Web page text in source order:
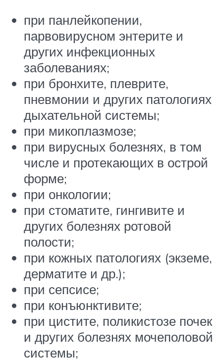
при панлейкопении,
парвовирусном энтерите и
других инфекционных
заболеваниях;
при бронхите, плеврите,
пневмонии и других патологиях
дыхательной системы;
при микоплазмозе;
при вирусных болезнях, в том
числе и протекающих в острой
форме;
при онкологии;
при стоматите, гингивите и
других болезнях ротовой
полости;
при кожных патологиях (экземе,
дерматите и др.);
при сепсисе;
при конъюнктивите;
при цистите, поликистозе почек
и других болезнях мочеполовой
системы;